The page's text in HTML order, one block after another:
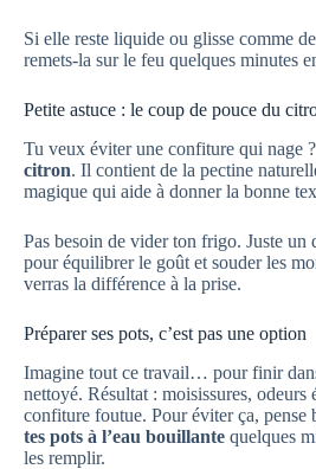
Si elle reste liquide ou glisse comme
remets-la sur le feu quelques minutes
Petite astuce : le coup de pouce du
Tu veux éviter une confiture qui nage ?
citron. Il contient de la pectine
magique qui aide à donner la bonne
Pas besoin de vider ton frigo. Juste
pour équilibrer le goût et souder les
verras la différence à la prise.
Préparer ses pots, c’est pas une option
Imagine tout ce travail… pour finir
nettoyé. Résultat : moisissures, odeurs
confiture foutue. Pour éviter ça, pense
tes pots à l’eau bouillante quelques
les remplir.